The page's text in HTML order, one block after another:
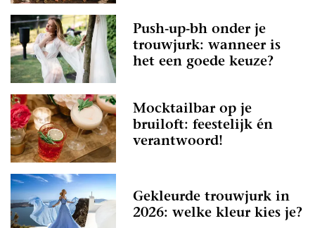
Push-up-bh onder je
trouwjurk: wanneer is
het een goede keuze?
Mocktailbar op je
bruiloft: feestelijk én
verantwoord!
Gekleurde trouwjurk in
2026: welke kleur kies je?